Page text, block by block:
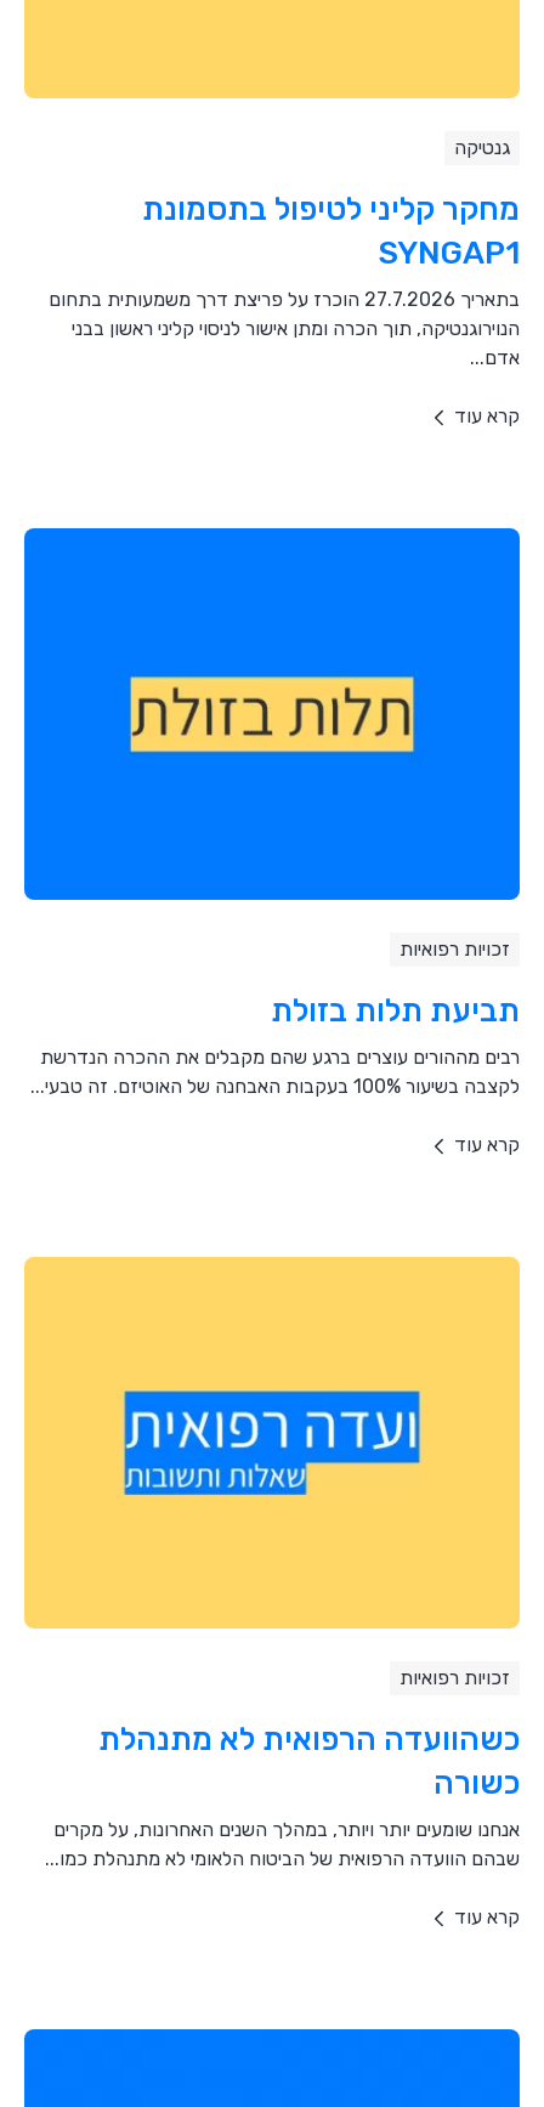
גנטיקה
מחקר קליני לטיפול בתסמונת
SYNGAP1
בתאריך 27.7.2026 הוכרז על פריצת דרך משמעותית בתחום
הנוירוגנטיקה, תוך הכרה ומתן אישור לניסוי קליני ראשון בבני
אדם...
קרא עוד
זכויות רפואיות
תביעת תלות בזולת
רבים מההורים עוצרים ברגע שהם מקבלים את ההכרה הנדרשת
לקצבה בשיעור 100% בעקבות האבחנה של האוטיזם. זה טבעי...
קרא עוד
זכויות רפואיות
כשהוועדה הרפואית לא מתנהלת
כשורה
אנחנו שומעים יותר ויותר, במהלך השנים האחרונות, על מקרים
שבהם הוועדה הרפואית של הביטוח הלאומי לא מתנהלת כמו...
קרא עוד